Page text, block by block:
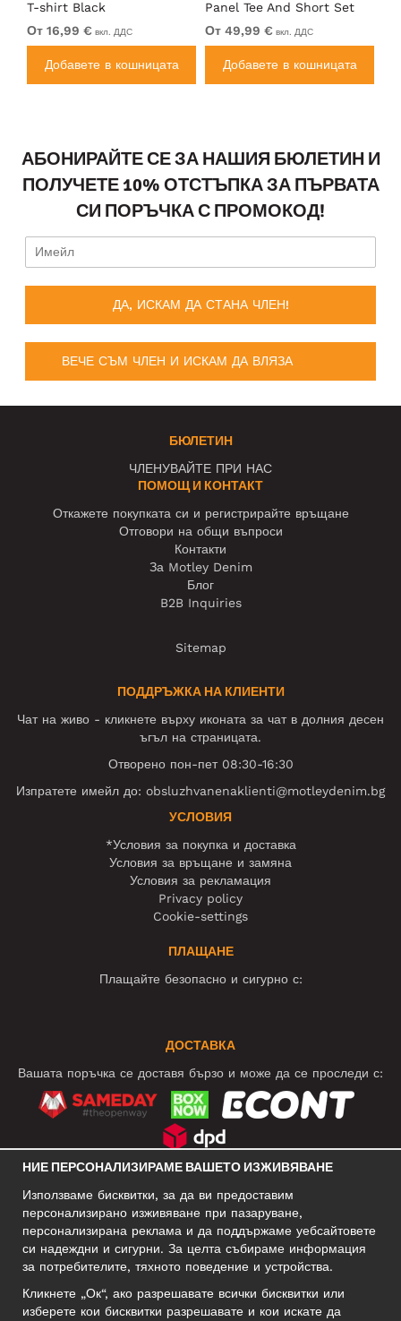
T-shirt Black
От 16,99 € вкл. ДДС
Добавете в кошницата
Panel Tee And Short Set
Electric Blue
От 49,99 € вкл. ДДС
Добавете в кошницата
АБОНИРАЙТЕ СЕ ЗА НАШИЯ БЮЛЕТИН И
ПОЛУЧЕТЕ 10% ОТСТЪПКА ЗА ПЪРВАТА
СИ ПОРЪЧКА С ПРОМОКОД!
ДА, ИСКАМ ДА СТАНА ЧЛЕН!
ВЕЧЕ СЪМ ЧЛЕН И ИСКАМ ДА ВЛЯЗА
БЮЛЕТИН
ЧЛЕНУВАЙТЕ ПРИ НАС
ПОМОЩ И КОНТАКТ
Откажете покупката си и регистрирайте връщане
Отговори на общи въпроси
Контакти
За Motley Denim
Блог
B2B Inquiries
Sitemap
ПОДДРЪЖКА НА КЛИЕНТИ
Чат на живо - кликнете върху иконата за чат в долния десен
ъгъл на страницата.
Отворено пон-пет 08:30-16:30
Изпратете имейл до: obsluzhvanenaklienti@motleydenim.bg
УСЛОВИЯ
*Условия за покупка и доставка
Условия за връщане и замяна
Условия за рекламация
Privacy policy
Cookie-settings
ПЛАЩАНЕ
Плащайте безопасно и сигурно с:
ДОСТАВКА
Вашата поръчка се доставя бързо и може да се проследи с:
БИЗНЕС АДРЕС
Narva mnt 5, EE-10117 Tallinn
Reg: 12356245
НИЕ ПЕРСОНАЛИЗИРАМЕ ВАШЕТО ИЗЖИВЯВАНЕ
Използваме бисквитки, за да ви предоставим
персонализирано изживяване при пазаруване,
персонализирана реклама и да поддържаме уебсайтовете
си надеждни и сигурни. За целта събираме информация
за потребителите, тяхното поведение и устройства.
Кликнете „Ок“, ако разрешавате всички бисквитки или
изберете кои бисквитки разрешавате и кои искате да